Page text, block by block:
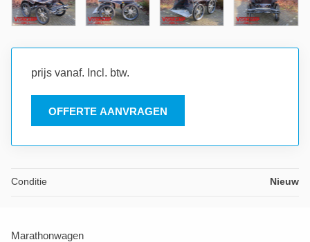
OFFERTE AANVRAGEN
prijs vanaf. Incl. btw.
Conditie Nieuw
Marathonwagen